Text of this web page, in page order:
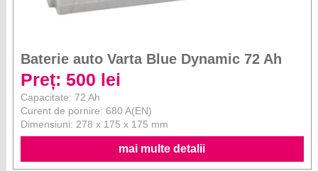
Baterie auto Varta Blue Dynamic 72 Ah
Preț: 500 lei
Capacitate: 72 Ah
Curent de pornire: 680 A(EN)
Dimensiuni: 278 x 175 x 175 mm
mai multe detalii